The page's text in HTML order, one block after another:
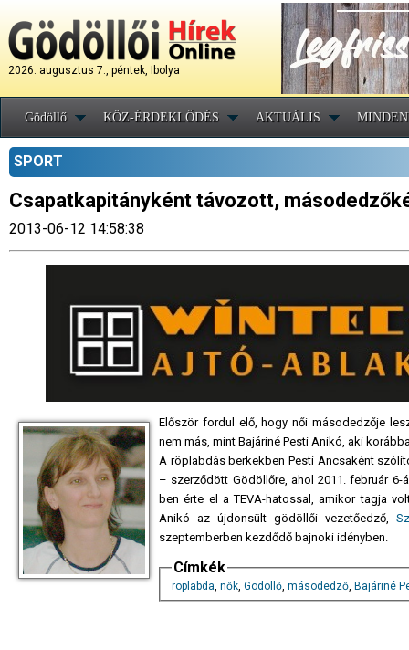
2026. augusztus 7., péntek, Ibolya
Gödöllő KÖZ-ÉRDEKLŐDÉS AKTUÁLIS
SPORT
Csapatkapitányként távozott,
2013-06-12 14:58:38
Először fordul elő, hogy női másodedzője
nem más, mint Bajáriné Pesti Anikó, aki
A röplabdás berkekben Pesti Ancsaként
– szerződött Gödöllőre, ahol 2011. február
ben érte el a TEVA-hatossal, amikor tagja
Anikó az újdonsült gödöllői vezetőedző,
szeptemberben kezdődő bajnoki idényben.
Címkék
röplabda, nők, Gödöllő, másodedző, Bajáriné